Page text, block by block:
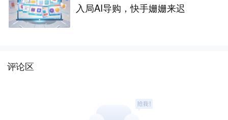
入局AI导购，快手姗姗来迟
评论区